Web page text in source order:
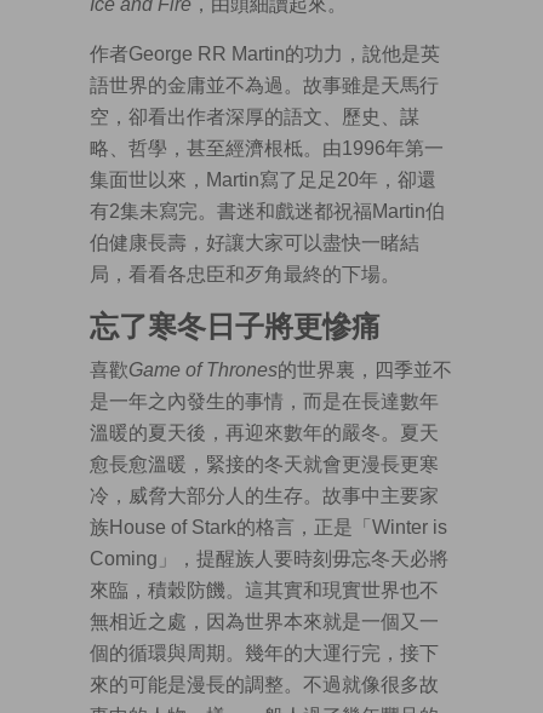
Ice and Fire ，由頭細讀起來。
作者George RR Martin的功力，說他是英
語世界的金庸並不為過。故事雖是天馬行
空，卻看出作者深厚的語文、歷史、謀
略、哲學，甚至經濟根柢。由1996年第一
集面世以來，Martin寫了足足20年，卻還
有2集未寫完。書迷和戲迷都祝福Martin伯
伯健康長壽，好讓大家可以盡快一睹結
局，看看各忠臣和歹角最終的下場。
忘了寒冬日子將更慘痛
喜歡Game of Thrones的世界裏，四季並不
是一年之內發生的事情，而是在長達數年
溫暖的夏天後，再迎來數年的嚴冬。夏天
愈長愈溫暖，緊接的冬天就會更漫長更寒
冷，威脅大部分人的生存。故事中主要家
族House of Stark的格言，正是「Winter is
Coming」，提醒族人要時刻毋忘冬天必將
來臨，積穀防饑。這其實和現實世界也不
無相近之處，因為世界本來就是一個又一
個的循環與周期。幾年的大運行完，接下
來的可能是漫長的調整。不過就像很多故